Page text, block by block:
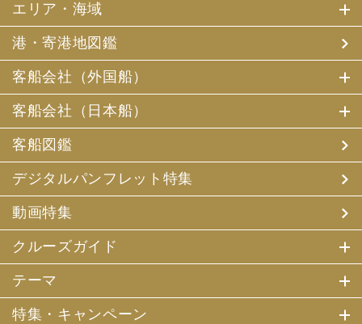
エリア・海域
港・寄港地図鑑
客船会社（外国船）
客船会社（日本船）
客船図鑑
デジタルパンフレット特集
動画特集
クルーズガイド
テーマ
特集・キャンペーン